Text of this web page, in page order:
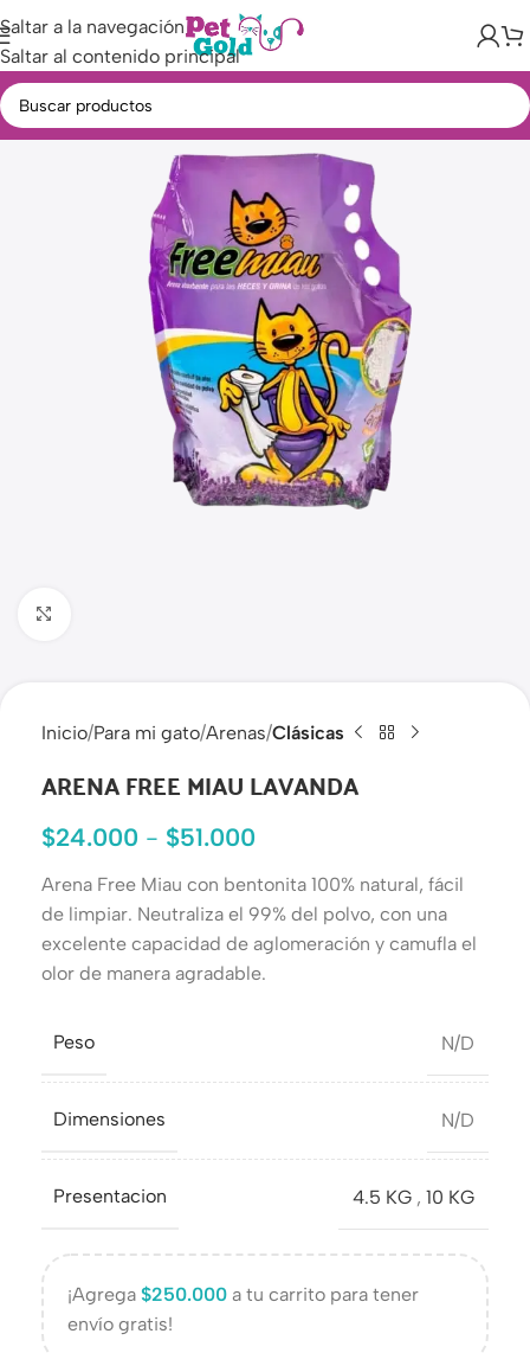
Saltar a la navegación
Saltar al contenido principal
Inicio Para mi gato Arenas Clásicas
ARENA FREE MIAU LAVANDA
$24.000 - $51.000
Arena Free Miau con bentonita 100% natural, fácil
de limpiar. Neutraliza el 99% del polvo, con una
excelente capacidad de aglomeración y camufla el
olor de manera agradable.
Peso N/D
Dimensiones N/D
Presentacion 4.5 KG , 10 KG
¡Agrega $250.000 a tu carrito para tener
envío gratis!